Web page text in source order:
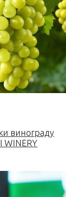
винограду
WINERY